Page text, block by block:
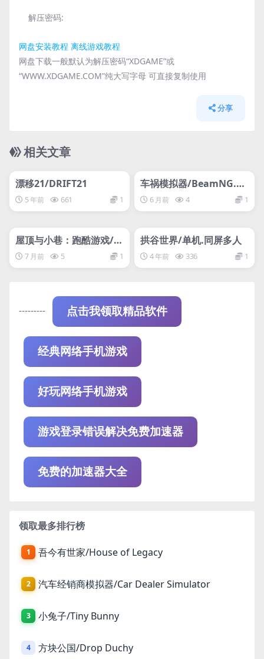
解压密码:
网盘安装教程 离线游戏教程
网盘下载一般默认为解压密码“XDGAME”或
“WWW.XDGAME.COM”纯大写字母 可直接复制使用
分享
相关文章
网盘下载游戏
漂移21/DRIFT21
5 年前 661 1
网盘下载游戏
车祸模拟器/BeamNG.dr
ive6 月前 4 1
网盘下载游戏
屋顶与小巷：跑酷游戏/R
ooftops & Alleys: The P
arkour Game
7 月前 5 1
网盘下载游戏
拱谷世界/单机.同屏多人
4 年前 336 1
--------- 点击我领取精品软件
经典网络手机游戏
好玩网络手机游戏
游戏登录错误解决免费加速器
免费的加速器大全
领取最多排行榜
1 吾今有世家/House of Legacy
2 汽车经销商模拟器/Car Dealer Simulator
3 小兔子/Tiny Bunny
4 方块公国/Drop Duchy